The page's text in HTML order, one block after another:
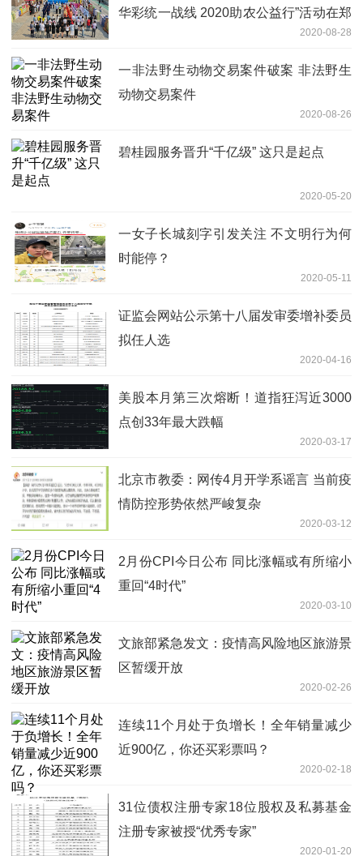
华彩统一战线 2020助农公益行”活动在郑
2020-08-28
一非法野生动物交易案件破案 非法野生
动物交易案件
2020-08-26
碧桂园服务晋升“千亿级” 这只是起点
2020-05-20
一女子长城刻字引发关注 不文明行为何
时能停？
2020-05-11
证监会网站公示第十八届发审委增补委员
拟任人选
2020-04-16
美股本月第三次熔断！道指狂泻近3000
点创33年最大跌幅
2020-03-17
北京市教委：网传4月开学系谣言 当前疫
情防控形势依然严峻复杂
2020-03-12
2月份CPI今日公布 同比涨幅或有所缩小
重回“4时代”
2020-03-10
文旅部紧急发文：疫情高风险地区旅游景
区暂缓开放
2020-02-26
连续11个月处于负增长！全年销量减少
近900亿，你还买彩票吗？
2020-02-18
31位债权注册专家18位股权及私募基金
注册专家被授“优秀专家”
2020-01-20